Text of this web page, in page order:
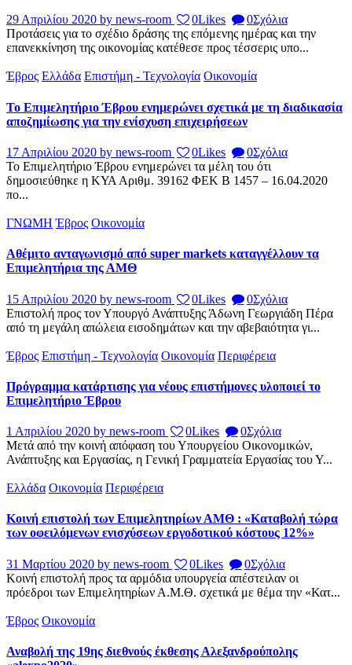
29 Απριλίου 2020 by news-room 0Likes 0Σχόλια
Προτάσεις για το σχέδιο δράσης της επόμενης ημέρας και την
επανεκκίνηση της οικονομίας κατέθεσε προς τέσσερις υπο...
Έβρος Ελλάδα Επιστήμη - Τεχνολογία Οικονομία
Το Επιμελητήριο Έβρου ενημερώνει σχετικά με τη διαδικασία
αποζημίωσης για την ενίσχυση επιχειρήσεων
17 Απριλίου 2020 by news-room 0Likes 0Σχόλια
Το Επιμελητήριο Έβρου ενημερώνει τα μέλη του ότι
δημοσιεύθηκε η ΚΥΑ Αριθμ. 39162 ΦΕΚ B 1457 – 16.04.2020
πο...
ΓΝΩΜΗ Έβρος Οικονομία
Αθέμιτο ανταγωνισμό από super markets καταγγέλλουν τα
Επιμελητήρια της ΑΜΘ
15 Απριλίου 2020 by news-room 0Likes 0Σχόλια
Επιστολή προς τον Υπουργό Ανάπτυξης Άδωνη Γεωργιάδη Πέρα
από τη μεγάλη απώλεια εισοδημάτων και την αβεβαιότητα γι...
Έβρος Επιστήμη - Τεχνολογία Οικονομία Περιφέρεια
Πρόγραμμα κατάρτισης για νέους επιστήμονες υλοποιεί το
Επιμελητήριο Έβρου
1 Απριλίου 2020 by news-room 0Likes 0Σχόλια
Μετά από την κοινή απόφαση του Υπουργείου Οικονομικών,
Ανάπτυξης και Εργασίας, η Γενική Γραμματεία Εργασίας του Υ...
Ελλάδα Οικονομία Περιφέρεια
Κοινή επιστολή των Επιμελητηρίων ΑΜΘ : «Καταβολή τώρα
των οφειλόμενων ενισχύσεων εργοδοτικού κόστους 12%»
31 Μαρτίου 2020 by news-room 0Likes 0Σχόλια
Κοινή επιστολή προς τα αρμόδια υπουργεία απέστειλαν οι
πρόεδροι των Επιμελητηρίων Α.Μ.Θ. σχετικά με θέμα την «Κατ...
Έβρος Οικονομία
Αναβολή της 19ης διεθνούς έκθεσης Αλεξανδρούπολης